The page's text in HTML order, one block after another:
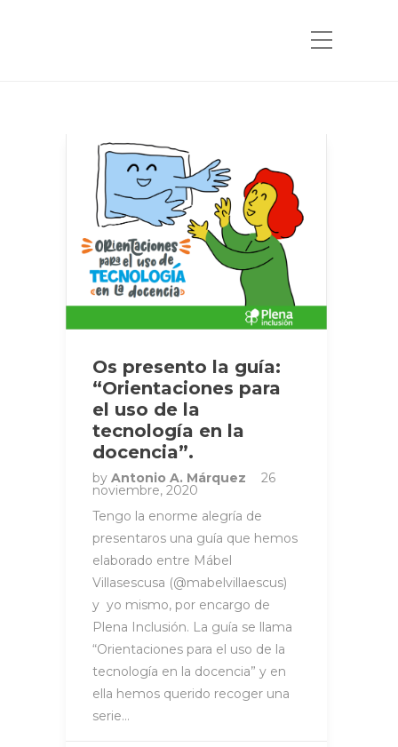
Os presento la guía:
“Orientaciones para
el uso de la
tecnología en la
docencia”.
by Antonio A. Márquez 26
noviembre, 2020
Tengo la enorme alegría de
presentaros una guía que hemos
elaborado entre Mábel
Villasescusa (@mabelvillaescus)
y yo mismo, por encargo de
Plena Inclusión. La guía se llama
“Orientaciones para el uso de la
tecnología en la docencia” y en
ella hemos querido recoger una
serie…